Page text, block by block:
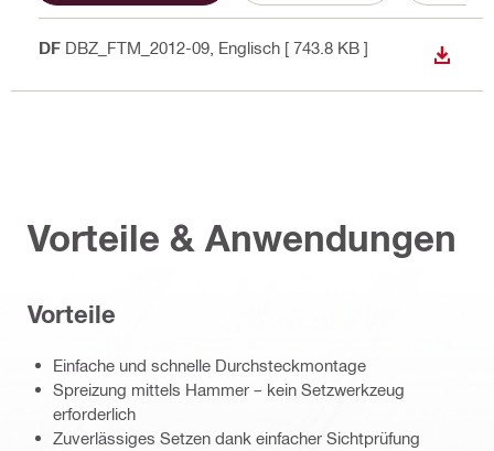
PDF DBZ_FTM_2012-09 , Englisch [ 743.8 KB ]
Vorteile & Anwendungen
Vorteile
Einfache und schnelle Durchsteckmontage
Spreizung mittels Hammer – kein Setzwerkzeug
erforderlich
Zuverlässiges Setzen dank einfacher Sichtprüfung